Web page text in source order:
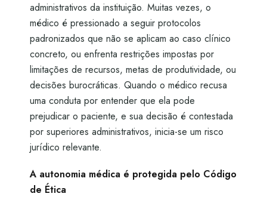
administrativos da instituição. Muitas vezes, o
médico é pressionado a seguir protocolos
padronizados que não se aplicam ao caso clínico
concreto, ou enfrenta restrições impostas por
limitações de recursos, metas de produtividade, ou
decisões burocráticas. Quando o médico recusa
uma conduta por entender que ela pode
prejudicar o paciente, e sua decisão é contestada
por superiores administrativos, inicia-se um risco
jurídico relevante.
A autonomia médica é protegida pelo Código
de Ética